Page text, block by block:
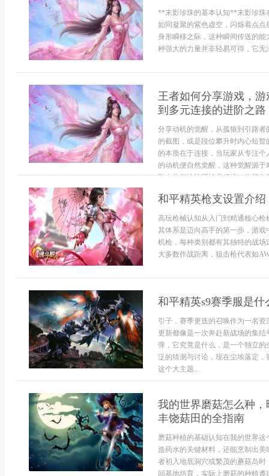
**末影珍珠的基本认知**末影珍珠
如同凝聚的紫色虚空，闪烁着点
身形瞬移之际，这种瞬间传送的
种强大的力量并非轻易可得，它
王者如何分享游戏，
到多元连接的进阶之路
分享动机的觉醒，从孤狼到引路
的截图，或是段位攀升时内心短
的本质在于连接，当玩家从专注个
的动机便自然觉醒，这种觉醒源
队友为何这波团战必须接，你想向
和平精英枪支设置介绍
高玩枪械认知从入门到精通核心
其体系是迈向高手的第一步，游
机枪，每种类别都有其独特的战
大多数作战距离，狙击枪代表如
和平精英s9赛季服是
引子，赛季更迭的召唤作为一名
更新都像是一次奔赴新战场的集
弹，它究竟是什么，是一个独立
泛的猜测与讨论，现在尘埃落定
这个大主题...
我的世界磨菇怎么种
丰饶菇田的全指南
磨菇种植的基础认知在我的世界
造药水的关键材料，还能烹制出
者初入地底洞穴或繁茂的蘑菇岛
回基地培育，实际上磨菇的种植